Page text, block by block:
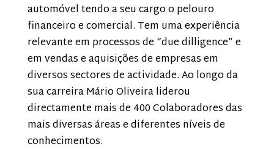
automóvel tendo a seu cargo o pelouro
financeiro e comercial. Tem uma experiência
relevante em processos de “due dilligence” e
em vendas e aquisições de empresas em
diversos sectores de actividade. Ao longo da
sua carreira Mário Oliveira liderou
directamente mais de 400 Colaboradores das
mais diversas áreas e diferentes níveis de
conhecimentos.